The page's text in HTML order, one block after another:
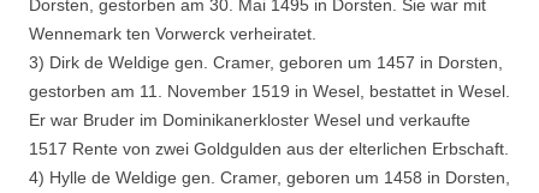
Dorsten, gestorben am 30. Mai 1495 in Dorsten. Sie war mit
Wennemark ten Vorwerck verheiratet.
3) Dirk de Weldige gen. Cramer, geboren um 1457 in Dorsten,
gestorben am 11. November 1519 in Wesel, bestattet in Wesel.
Er war Bruder im Dominikanerkloster Wesel und verkaufte
1517 Rente von zwei Goldgulden aus der elterlichen Erbschaft.
4) Hylle de Weldige gen. Cramer, geboren um 1458 in Dorsten,